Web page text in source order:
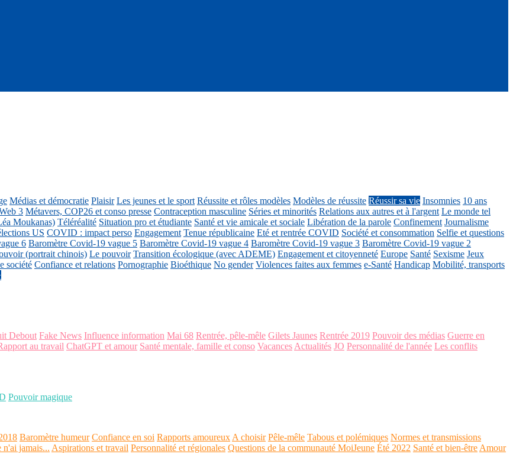
Médias et démocratie Plaisir Les jeunes et le sport Réussite et rôles modèles Modèles de réussite Réussir sa vie Insomnies 10 ans
3 Métavers, COP26 et conso presse Contraception masculine Séries et minorités Relations aux autres et à l'argent Le monde tel
Moukanas) Téléréalité Situation pro et étudiante Santé et vie amicale et sociale Libération de la parole Confinement Journalisme
US COVID : impact perso Engagement Tenue républicaine Eté et rentrée COVID Société et consommation Selfie et questions
6 Baromètre Covid-19 vague 5 Baromètre Covid-19 vague 4 Baromètre Covid-19 vague 3 Baromètre Covid-19 vague 2
(portrait chinois) Le pouvoir Transition écologique (avec ADEME) Engagement et citoyenneté Europe Santé Sexisme Jeux
société Confiance et relations Pornographie Bioéthique No gender Violences faites aux femmes e-Santé Handicap Mobilité, transports
Debout Fake News Influence information Mai 68 Rentrée, pêle-mêle Gilets Jaunes Rentrée 2019 Pouvoir des médias Guerre en
au travail ChatGPT et amour Santé mentale, famille et conso Vacances Actualités JO Personnalité de l'année Les conflits
Pouvoir magique
Baromètre humeur Confiance en soi Rapports amoureux A choisir Pêle-mêle Tabous et polémiques Normes et transmissions
n'ai jamais... Aspirations et travail Personnalité et régionales Questions de la communauté MoiJeune Été 2022 Santé et bien-être Amour